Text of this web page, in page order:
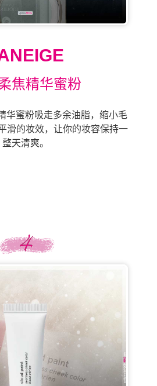
焦精华蜜粉
华蜜粉吸走多余油脂，缩小毛
滑的妆效，让你的妆容保持一
整天清爽。